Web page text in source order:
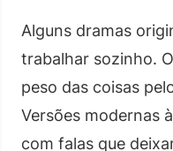
Alguns dramas
trabalhar sozinho.
peso das coisas
Versões modernas
com falas que